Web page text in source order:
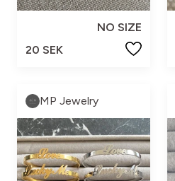
NO SIZE
20 SEK
MP Jewelry